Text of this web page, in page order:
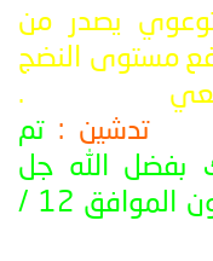
يصدر من
مستوى النضج
.
تدشين : تم
بفضل الله جل
في علاه يوم الإثنين الميمون الموافق 12 /